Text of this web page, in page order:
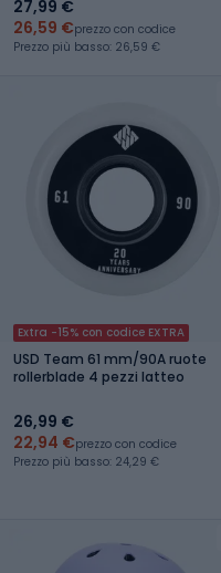
27,99 €
26,59 €prezzo con codice
Prezzo più basso: 26,59 €
Extra -15% con codice EXTRA
USD Team 61 mm/90A ruote
rollerblade 4 pezzi latteo
26,99 €
22,94 €prezzo con codice
Prezzo più basso: 24,29 €